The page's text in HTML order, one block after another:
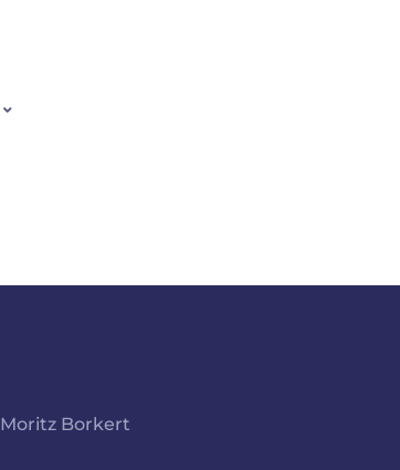
Moritz Borkert